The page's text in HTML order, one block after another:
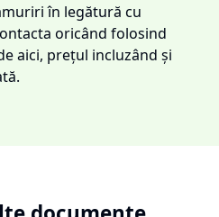
în legătură cu
oricând folosind
aici, prețul incluzând și